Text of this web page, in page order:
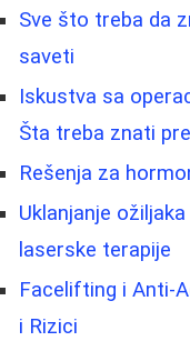
Sve što treba da
saveti
Iskustva sa
Šta treba znati
Rešenja za
Uklanjanje
laserske terapije
Facelifting i Anti-
i Rizici